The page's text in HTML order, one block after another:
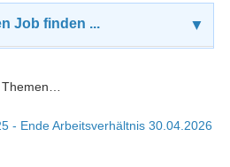
Job finden ... ▼
- Ende Arbeitsverhältnis 30.04.2026